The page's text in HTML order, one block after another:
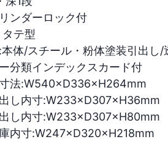
ンダーロック付
テ型
体/スチール・粉体塗装引出し/
分類インデックスカード付
法:W540×D336×H264mm
し内寸:W233×D307×H36mm
し内寸:W233×D307×H80mm
内寸:W247×D320×H218mm